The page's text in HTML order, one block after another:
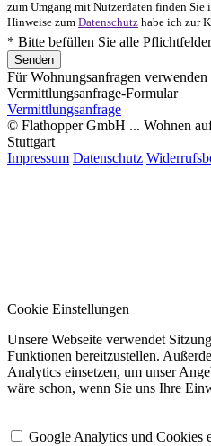
zum Umgang mit Nutzerdaten finden Sie
Hinweise zum Datenschutz habe ich zur
* Bitte befüllen Sie alle Pflichtfelder
Für Wohnungsanfragen verwenden
Vermittlungsanfrage-Formular
Vermittlungsanfrage
© Flathopper GmbH ... Wohnen
Stuttgart
Impressum Datenschutz
Cookie Einstellungen
Unsere Webseite verwendet
Funktionen bereitzustellen.
Analytics einsetzen, um unser
wäre schon, wenn Sie uns Ihre
Google Analytics und Cookies